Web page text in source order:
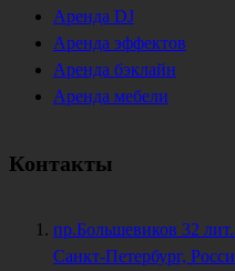
Аренда DJ
Аренда эффектов
Аренда бэклайн
Аренда мебели
Контакты
пр.Большевиков 32
Санкт-Петербург,